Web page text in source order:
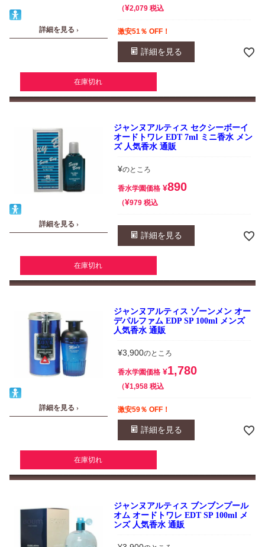
詳細を見る ›
¥2,079 税込
激安51％ OFF！
詳細を見る
在庫切れ
詳細を見る ›
ジャンヌアルティス セクシーボーイ
オードトワレ EDT 7ml ミニ香水 メン
ズ 人気香水 通販
¥のところ
香水学園価格 ¥890
¥979 税込
詳細を見る
在庫切れ
詳細を見る ›
ジャンヌアルティス ゾーンメン オー
デパルファム EDP SP 100ml メンズ
人気香水 通販
¥3,900のところ
香水学園価格 ¥1,780
¥1,958 税込
激安59％ OFF！
詳細を見る
在庫切れ
ジャンヌアルティス ブンブンプール
オム オードトワレ EDT SP 100ml メ
ンズ 人気香水 通販